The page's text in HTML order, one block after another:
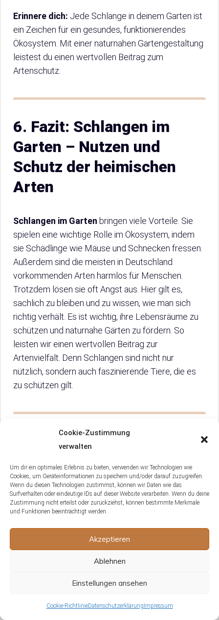
Cookie-Zustimmung
verwalten
Um dir ein optimales Erlebnis zu bieten, verwenden wir Technologien wie
Cookies, um Geräteinformationen zu speichern und/oder darauf zuzugreifen.
Wenn du diesen Technologien zustimmst, können wir Daten wie das
Surfverhalten oder eindeutige IDs auf dieser Website verarbeiten. Wenn du deine
Zustimmung nicht erteilst oder zurückziehst, können bestimmte Merkmale
und Funktionen beeinträchtigt werden.
Akzeptieren
Ablehnen
Einstellungen ansehen
Cookie-RichtlinieDatenschutzerklärung Impressum
Erinnere dich: Jede Schlange in deinem Garten ist
ein Zeichen für ein gesundes, funktionierendes
Ökosystem. Mit einer naturnahen Gartengestaltung
leistest du einen wertvollen Beitrag zum
Artenschutz.
6. Fazit: Schlangen im
Garten – Nutzen und
Schutz der heimischen
Arten
Schlangen im Garten bringen viele Vorteile. Sie
spielen eine wichtige Rolle im Ökosystem, indem
sie Schädlinge wie Mäuse und Schnecken fressen.
Außerdem sind die meisten in Deutschland
vorkommenden Arten harmlos für Menschen.
Trotzdem lösen sie oft Angst aus. Hier gilt es,
sachlich zu bleiben und zu wissen, wie man sich
richtig verhält. Es ist wichtig, ihre Lebensräume zu
schützen und naturnahe Gärten zu fördern. So
leisten wir einen wertvollen Beitrag zur
Artenvielfalt. Denn Schlangen sind nicht nur
nützlich, sondern auch faszinierende Tiere, die es
zu schützen gilt.
Was sollten du tun, wenn du eine
Schlange in deinem Garten findest?
findest, solltest du ruhig bleiben und sie nicht
stören. Die meisten Schlangen, die in Gärten
gefunden werden, sind harmlose Arten wie
dürfen nicht gejagt oder getötet werden.
Ihre Anwesenheit kann ein Zeichen für einen